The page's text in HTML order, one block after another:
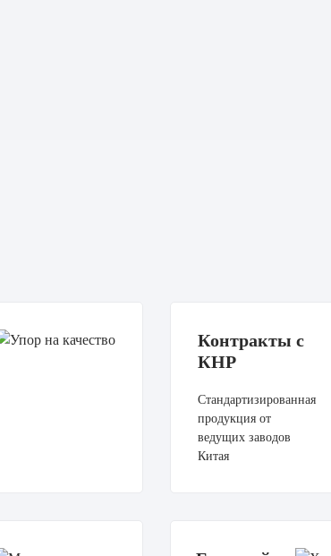
Контракты с
КНР
Стандартизированная
продукция от
ведущих заводов
Китая